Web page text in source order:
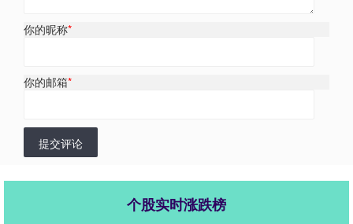
你的昵称*
你的邮箱*
提交评论
个股实时涨跌榜